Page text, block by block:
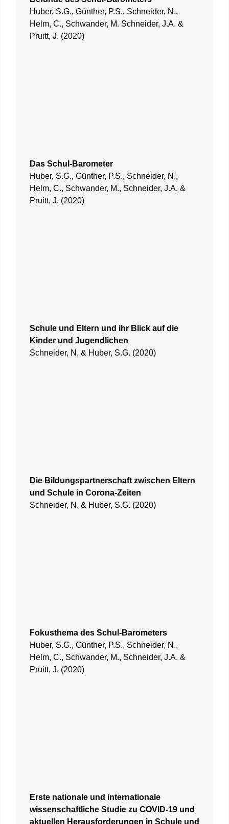
Huber, S.G., Günther, P.S., Schneider, N.,
Helm, C., Schwander, M. Schneider, J.A. &
Pruitt, J. (2020)
Das Schul-Barometer
Huber, S.G., Günther, P.S., Schneider, N.,
Helm, C., Schwander, M., Schneider, J.A. &
Pruitt, J. (2020)
Schule und Eltern und ihr Blick auf die
Kinder und Jugendlichen
Schneider, N. & Huber, S.G. (2020)
Die Bildungspartnerschaft zwischen Eltern
und Schule in Corona-Zeiten
Schneider, N. & Huber, S.G. (2020)
Fokusthema des Schul-Barometers
Huber, S.G., Günther, P.S., Schneider, N.,
Helm, C., Schwander, M., Schneider, J.A. &
Pruitt, J. (2020)
Erste nationale und internationale
wissenschaftliche Studie zu COVID-19 und
aktuellen Herausforderungen in Schule und